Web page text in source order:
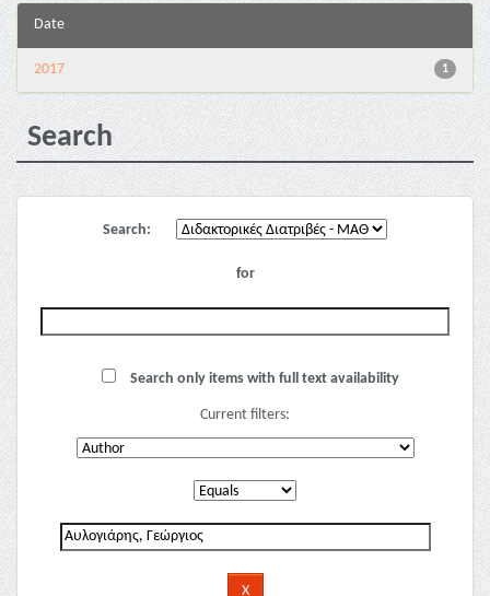
Date
1
2017
Search
Search:
for
Search only items with full text availability
Current filters: